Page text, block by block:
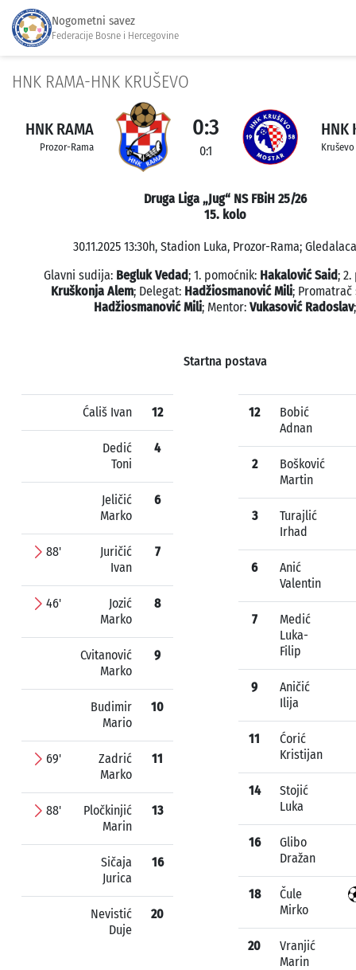
Nogometni savez
Federacije Bosne i Hercegovine
HNK RAMA-HNK KRUŠEVO
HNK RAMA
Prozor-Rama
0:3
0:1
HNK
Kruševo
Druga Liga „Jug“ NS FBiH 25/26
15. kolo
30.11.2025 13:30h, Stadion Luka, Prozor-Rama;
Glavni sudija: Begluk Vedad; 1. pomoćnik: Hakalović Said; 2.
Kruškonja Alem; Delegat: Hadžiosmanović Mili; Promatrač
Hadžiosmanović Mili; Mentor: Vukasović Radoslav;
Startna postava
Ćališ Ivan 12
Dedić
Toni
4
Jeličić
Marko
6
88'
Juričić
Ivan
7
46'
Jozić
Marko
8
Cvitanović
Marko
9
Budimir
Mario
10
69'
Zadrić
Marko
11
88'
Pločkinjić
Marin
13
Sičaja
Jurica
16
Nevistić
Duje
20
12
Bobić
Adnan
2
Bošković
Martin
3
Turajlić
Irhad
6
Anić
Valentin
7
Medić
Luka-
Filip
9
Aničić
Ilija
11
Ćorić
Kristijan
14
Stojić
Luka
16
Glibo
Dražan
18
Čule
Mirko
20
Vranjić
Marin